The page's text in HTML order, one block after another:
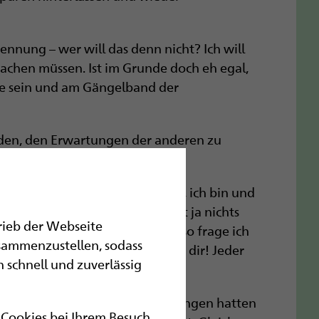
– wer will das denn nicht? Ich will
müssen. Ist im Grunde doch eh egal,
sein und am Gängelband der
den Erwartungen der anderen zu
ich mir. Was ich auch mache, ich bin und
Behinderten. Behinderung ist ja nichts
wohl auch nicht werden. Also frage ich
doch so schön: Mach was aus dir! Jeder
die besten Startbedingungen hatten
der Webseite
sodass
und zuverlässig